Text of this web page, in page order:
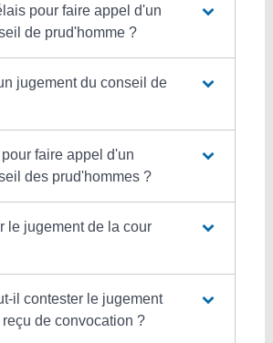
pour faire appel d'un
de prud'homme ?
jugement du conseil de
faire appel d'un
des prud'hommes ?
le jugement de la cour
il contester le jugement
de convocation ?